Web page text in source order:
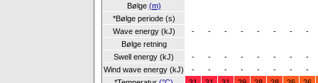
Bølge (m)
*Bølge periode (s)
Wave energy (kJ)
- - - - - - -
-
Bølge retning
Swell energy (kJ)
- - - - - - -
-
Wind wave energy (kJ)
- - - - - - -
-